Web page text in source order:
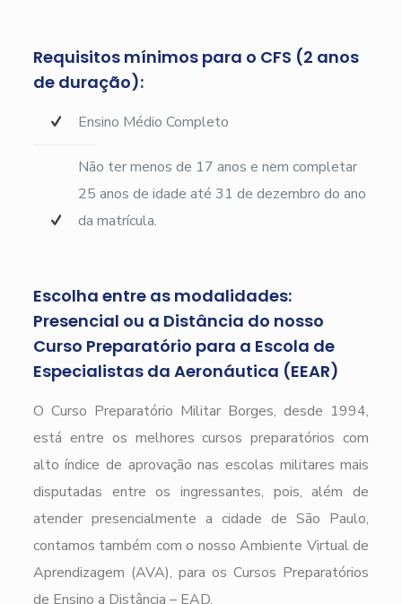
Requisitos mínimos para o CFS (2 anos
de duração):
Ensino Médio Completo
Não ter menos de 17 anos e nem completar
25 anos de idade até 31 de dezembro do ano
da matrícula.
Escolha entre as modalidades:
Presencial ou a Distância do nosso
Curso Preparatório para a Escola de
Especialistas da Aeronáutica (EEAR)
O Curso Preparatório Militar Borges, desde 1994,
está entre os melhores cursos preparatórios com
alto índice de aprovação nas escolas militares mais
disputadas entre os ingressantes, pois, além de
atender presencialmente a cidade de São Paulo,
contamos também com o nosso Ambiente Virtual de
Aprendizagem (AVA), para os Cursos Preparatórios
de Ensino a Distância – EAD.